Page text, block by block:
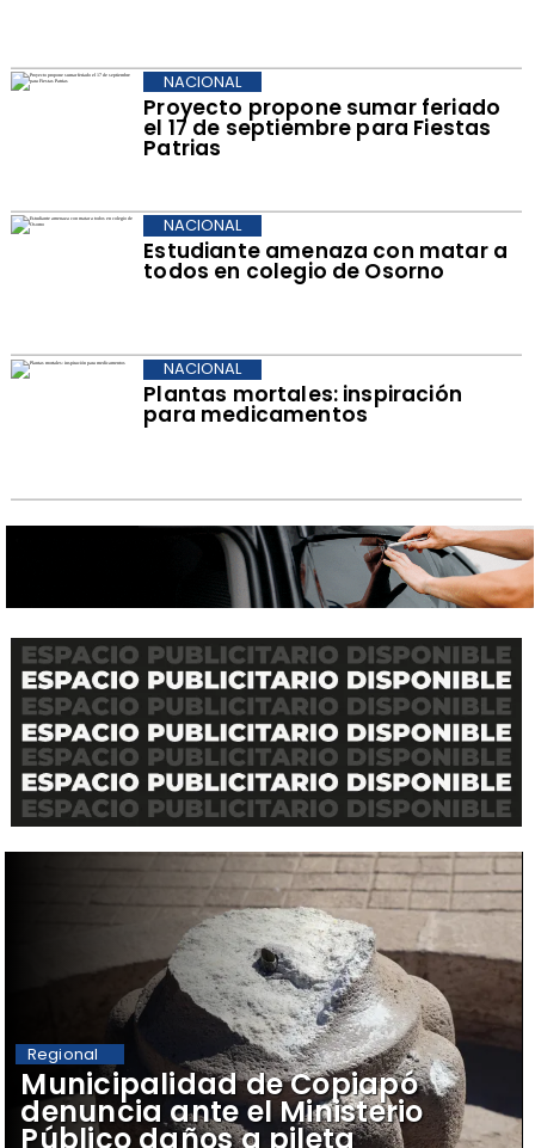
Proyecto propone sumar feriado
el 17 de septiembre para Fiestas
Patrias
NACIONAL
Estudiante amenaza con matar a
todos en colegio de Osorno
NACIONAL
Plantas mortales: inspiración
para medicamentos
NACIONAL
Municipalidad de Copiapó
denuncia ante el Ministerio
Público daños a pileta
Regional